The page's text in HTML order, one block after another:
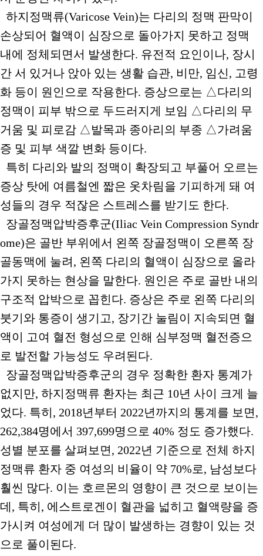
하지정맥류(Varicose Vein)는 다리의 정맥 판막이
손상되어 혈액이 심장으로 돌아가지 못하고 정맥
내에 정체되면서 발생한다. 유전적 요인이나, 장시
간 서 있거나 앉아 있는 생활 습관, 비만, 임신, 고령
화 등이 원인으로 작용한다. 증상으로는 △다리의
정맥이 피부 밖으로 두드러지게 보임 △다리의 무
거움 및 피로감 △발목과 종아리의 부종 △가려움
증 및 피부 색깔 변화 등이다.
특히 다리와 발의 정맥이 확장되고 부풀어 오르는
증상 탓에 여름철엔 짧은 옷차림을 기피하게 돼 여
성들의 경우 적잖은 스트레스를 받기도 한다.
장골정맥압박증후군(Iliac Vein Compression Syndr
ome)은 골반 부위에서 왼쪽 장골정맥이 오른쪽 장
골동맥에 눌려, 왼쪽 다리의 혈액이 심장으로 올라
가지 못하는 현상을 말한다. 원인은 주로 골반 내의
구조적 압박으로 꼽힌다. 증상은 주로 왼쪽 다리의
붓기와 통증이 생기고, 장기간 눌림이 지속되면 혈
액이 고여 혈전 형성으로 인해 심부정맥 혈전증으
로 발전할 가능성도 우려된다.
장골정맥압박증후군의 경우 정확한 환자 통계가
없지만, 하지정맥류 환자는 최근 10년 사이 크게 늘
었다. 특히, 2018년부터 2022년까지의 통계를 보면,
262,384명에서 397,699명으로 40% 정도 증가했다.
성별 분포를 살펴보면, 2022년 기준으로 전체 하지
정맥류 환자 중 여성의 비율이 약 70%로, 남성보다
훨씬 많다. 이는 호르몬의 영향이 큰 것으로 보이는
데, 특히, 에스트로겐이 혈관을 넓히고 혈액량을 증
가시켜 여성에게 더 많이 발생하는 경향이 있는 것
으로 풀이된다.